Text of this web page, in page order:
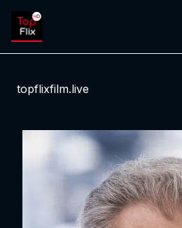
topflixfilm.live